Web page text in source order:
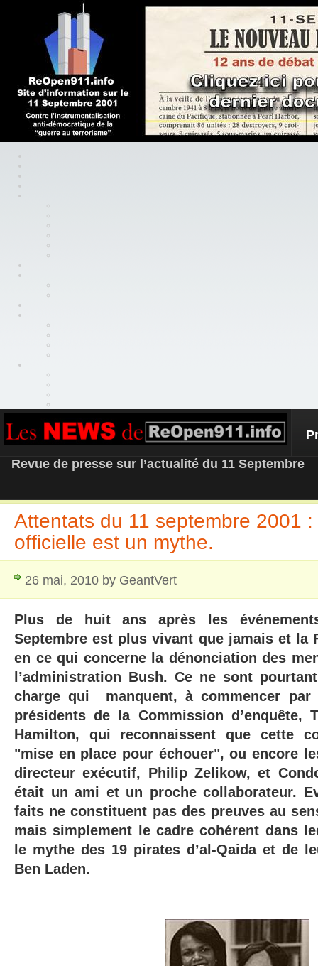
REOPEN911 – NEWS
Revue de presse sur l’actualité du 11 Septembre
Attentats du 11 septembre 2001
officielle est un mythe.
26 mai, 2010 by GeantVert
Plus de huit ans après les
Septembre est plus vivant que jamais et la
en ce qui concerne la dénonciation des
l’administration Bush. Ce ne sont
charge qui manquent, à commencer par
présidents de la Commission d’enquête,
Hamilton, qui reconnaissent que cette
"mise en place pour échouer", ou encore
directeur exécutif, Philip Zelikow, et
était unami et un proche collaborateur.
faits ne constituent pas des preuves au
mais simplement le cadre cohérent dans
le mythe des 19 pirates d’al-Qaida et de
Ben Laden.